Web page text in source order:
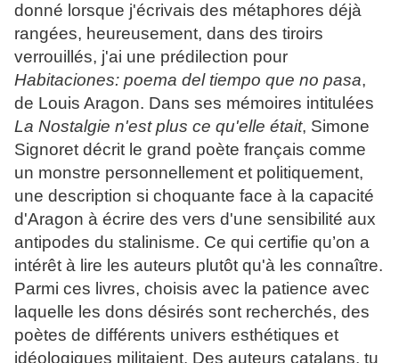
donné lorsque j'écrivais des métaphores déjà
rangées, heureusement, dans des tiroirs
verrouillés, j'ai une prédilection pour
Habitaciones: poema del tiempo que no pasa,
de Louis Aragon. Dans ses mémoires intitulées
La Nostalgie n'est plus ce qu'elle était, Simone
Signoret décrit le grand poète français comme
un monstre personnellement et politiquement,
une description si choquante face à la capacité
d'Aragon à écrire des vers d'une sensibilité aux
antipodes du stalinisme. Ce qui certifie qu’on a
intérêt à lire les auteurs plutôt qu'à les connaître.
Parmi ces livres, choisis avec la patience avec
laquelle les dons désirés sont recherchés, des
poètes de différents univers esthétiques et
idéologiques militaient. Des auteurs catalans, tu